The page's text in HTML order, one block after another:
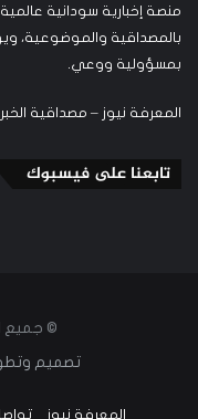
منصة إخبارية سودانية
بالمصداقية والموضوعية،
بمسؤولية ووعي.
المعرفة نيوز – مصداقية
تابعنا على فيسبوك
© جميع
تصميم
المعرفة نيوز